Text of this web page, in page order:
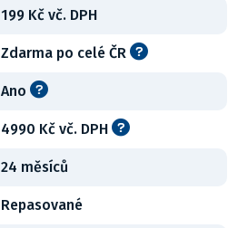
199 Kč vč. DPH
Zdarma po celé ČR
Ano
4990 Kč vč. DPH
24 měsíců
Repasované